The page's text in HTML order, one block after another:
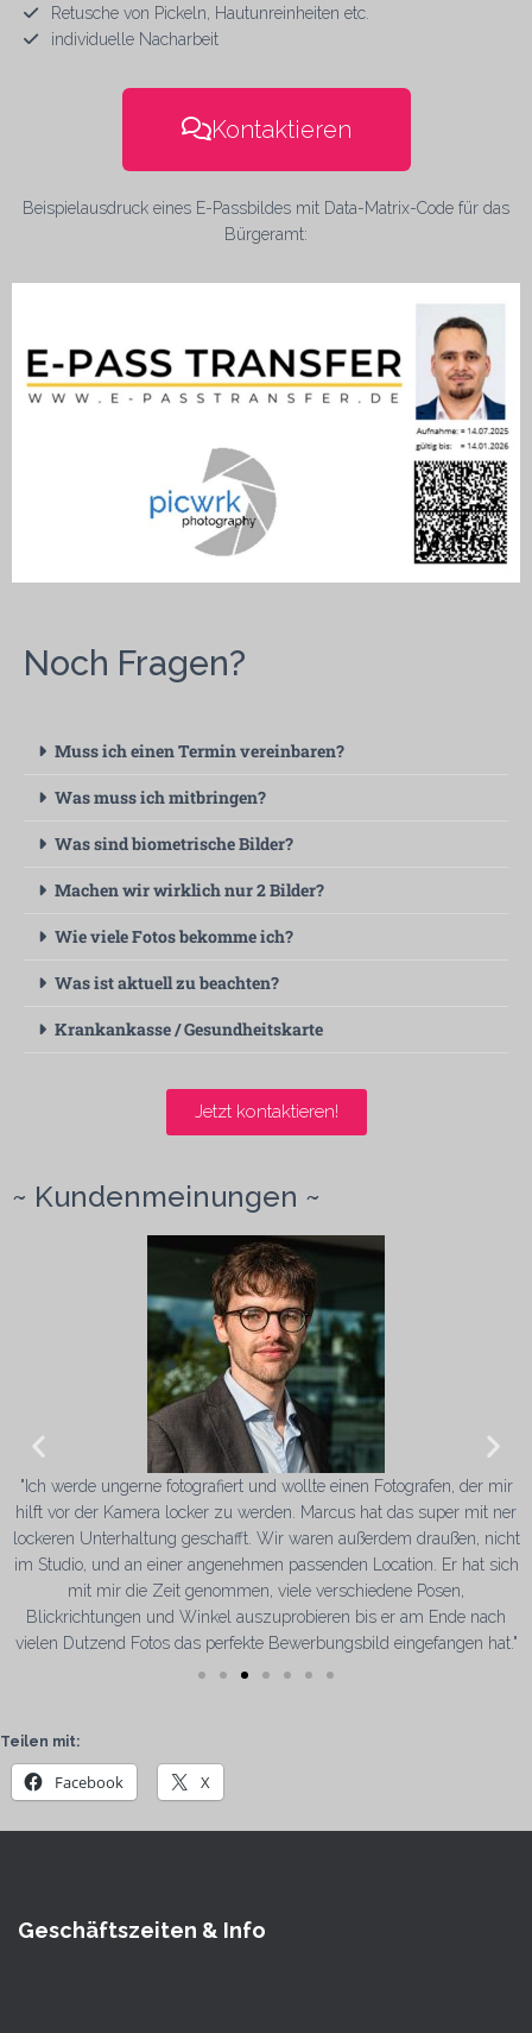
Retusche von Pickeln, Hautunreinheiten etc.
individuelle Nacharbeit
Kontaktieren
Beispielausdruck eines E-Passbildes mit Data-Matrix-Code für das
Bürgeramt:
Noch Fragen?
Muss ich einen Termin vereinbaren?
Was muss ich mitbringen?
Was sind biometrische Bilder?
Machen wir wirklich nur 2 Bilder?
Wie viele Fotos bekomme ich?
Was ist aktuell zu beachten?
Krankankasse / Gesundheitskarte
Jetzt kontaktieren!
~ Kundenmeinungen ~
"Ich werde ungerne fotografiert und wollte einen Fotografen, der mir
hilft vor der Kamera locker zu werden. Marcus hat das super mit ner
lockeren Unterhaltung geschafft. Wir waren außerdem draußen, nicht
im Studio, und an einer angenehmen passenden Location. Er hat sich
mit mir die Zeit genommen, viele verschiedene Posen,
Blickrichtungen und Winkel auszuprobieren bis er am Ende nach
vielen Dutzend Fotos das perfekte Bewerbungsbild eingefangen hat."
Teilen mit:
Facebook X
Geschäftszeiten & Info